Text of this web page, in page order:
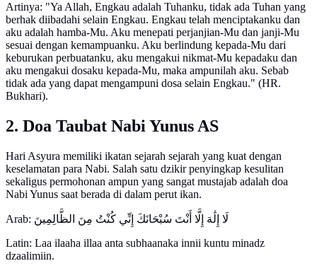
Artinya: "Ya Allah, Engkau adalah Tuhanku, tidak ada Tuhan yang
berhak diibadahi selain Engkau. Engkau telah menciptakanku dan
aku adalah hamba-Mu. Aku menepati perjanjian-Mu dan janji-Mu
sesuai dengan kemampuanku. Aku berlindung kepada-Mu dari
keburukan perbuatanku, aku mengakui nikmat-Mu kepadaku dan
aku mengakui dosaku kepada-Mu, maka ampunilah aku. Sebab
tidak ada yang dapat mengampuni dosa selain Engkau." (HR.
Bukhari).
2. Doa Taubat Nabi Yunus AS
Hari Asyura memiliki ikatan sejarah sejarah yang kuat dengan
keselamatan para Nabi. Salah satu dzikir penyingkap kesulitan
sekaligus permohonan ampun yang sangat mustajab adalah doa
Nabi Yunus saat berada di dalam perut ikan.
Arab: لَا إِلَٰهَ إِلَّا أَنْتَ سُبْحَانَكَ إِنِّي كُنْتُ مِنَ الظَّالِمِينَ
Latin: Laa ilaaha illaa anta subhaanaka innii kuntu minadz
dzaalimiin.